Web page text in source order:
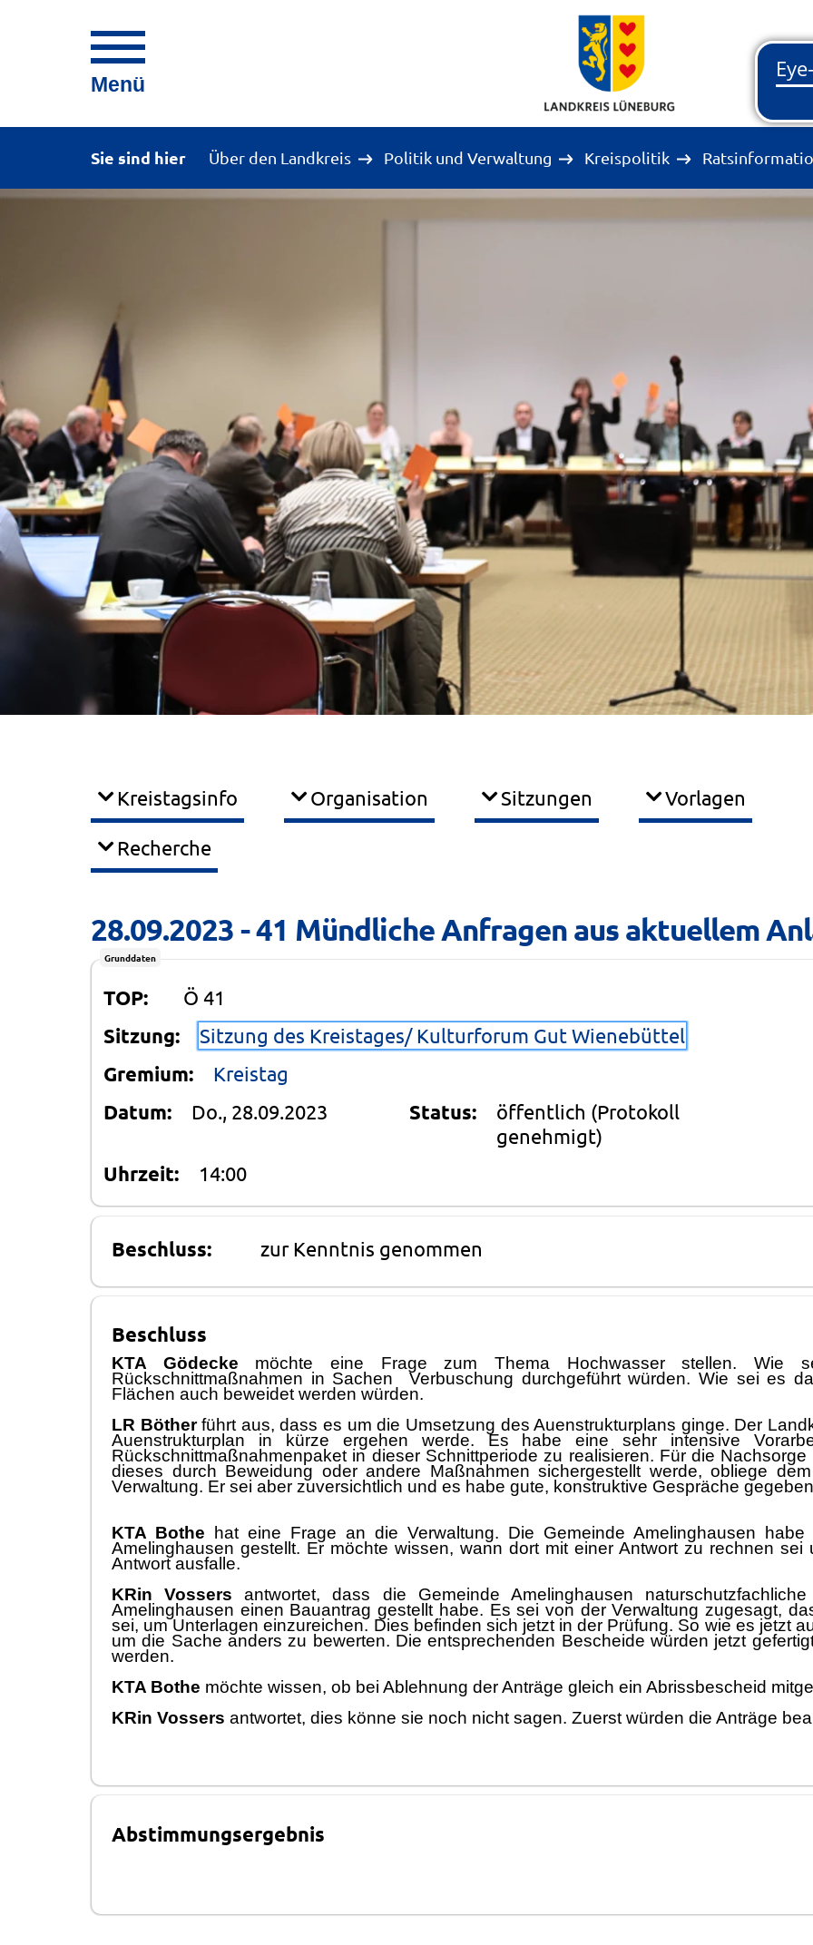
Menü
Sie sind hier Über den Landkreis Politik und Verwaltung Kreispolitik
Kreistagsinfo Organisation Sitzungen Vorlagen
Recherche
28.09.2023 - 41 Mündliche Anfragen aus aktuellem
Grunddaten
TOP: Ö 41
Sitzung: Sitzung des Kreistages/ Kulturforum Gut Wienebüttel
Gremium: Kreistag
Datum: Do., 28.09.2023 Status: öffentlich (Protokoll
genehmigt)
Uhrzeit: 14:00
Beschluss: zur Kenntnis genommen
Beschluss
KTA Gödecke möchte eine Frage zum Thema Hochwasser stellen. Wie
Rückschnittmaßnahmen in Sachen Verbuschung durchgeführt würden. Wie sei es
Flächen auch beweidet werden würden.
LR Bötherführt aus, dass es um die Umsetzung des Auenstrukturplans ginge. Der
Auenstrukturplan in kürze ergehen werde. Es habe eine sehr intensive
Rückschnittmaßnahmenpaket in dieser Schnittperiode zu realisieren. Für die Nachsorge
dieses durch Beweidung oder andere Maßnahmen sichergestellt werde, obliege
Verwaltung. Er sei aber zuversichtlich und es habe gute, konstruktive Gespräche
KTA Bothe hat eine Frage an die Verwaltung. Die Gemeinde Amelinghausen
Amelinghausen gestellt. Er möchte wissen, wann dort mit einer Antwort zu rechnen
Antwort ausfalle.
KRin Vossersantwortet,dass die Gemeinde Amelinghausen
Amelinghausen einen Bauantrag gestellt habe. Es sei von der Verwaltung zugesagt,
sei, umUnterlagen einzureichen. Dies befinden sich jetzt in der Prüfung. So wie es jetzt
um die Sache anders zu bewerten. Die entsprechenden Bescheide würden jetzt
werden.
KTA Bothe möchte wissen, ob bei Ablehnung der Anträge gleich ein Abrissbescheid
KRin Vossers antwortet, dies könne sie noch nicht sagen. Zuerst würden die Anträge be
Abstimmungsergebnis